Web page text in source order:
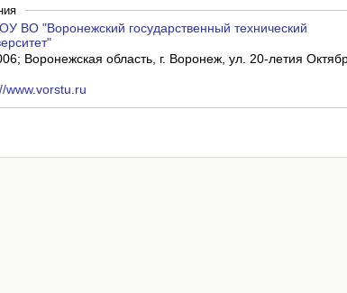
ВО "Воронежский государственный технический
Воронежская область, г. Воронеж, ул. 20-летия
www.vorstu.ru